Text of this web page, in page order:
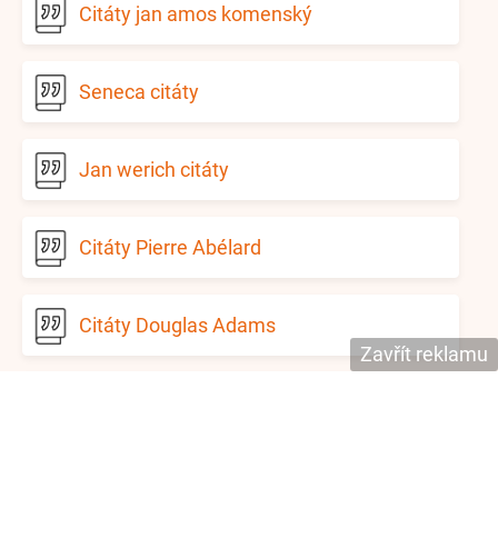
Citáty jan amos komenský
Seneca citáty
Jan werich citáty
Citáty Pierre Abélard
Citáty Douglas Adams
Zavřít reklamu